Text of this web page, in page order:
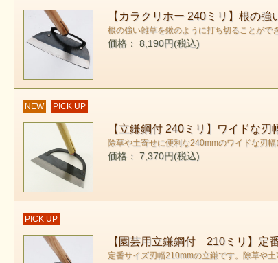
【カラクリホー 240ミリ】根の
根の強い雑草を鍬のように打ち切ることがで
価格： 8,190円(税込)
NEW PICK UP
【立鎌鋼付 240ミリ】ワイドな刃
除草や土寄せに便利な240mmのワイドな刃
価格： 7,370円(税込)
PICK UP
【園芸用立鎌鋼付 210ミリ】定
定番サイズ刃幅210mmの立鎌です。除草や